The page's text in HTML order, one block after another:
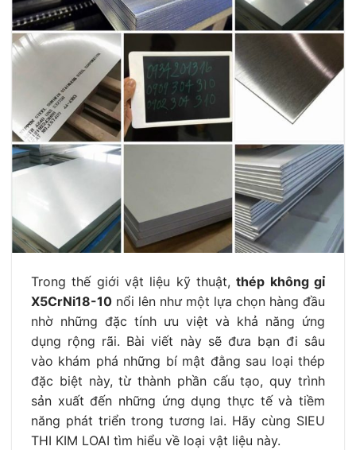
Trong thế giới vật liệu kỹ thuật,thép không gỉ
X5CrNi18-10 nổi lên như một lựa chọn hàng đầu
nhờ những đặc tính ưu việt và khả năng ứng
dụng rộng rãi. Bài viết này sẽ đưa bạn đi sâu
vào khám phá những bí mật đằng sau loại thép
đặc biệt này, từ thành phần cấu tạo, quy trình
sản xuất đến những ứng dụng thực tế và tiềm
năng phát triển trong tương lai. Hãy cùng SIEU
THI KIM LOAI tìm hiểu về loại vật liệu này.